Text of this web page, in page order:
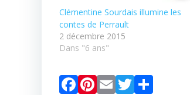
Clémentine Sourdais illumine les
contes de Perrault
2 décembre 2015
Dans "6 ans"
Facebook
Pinterest
EmailTwitter